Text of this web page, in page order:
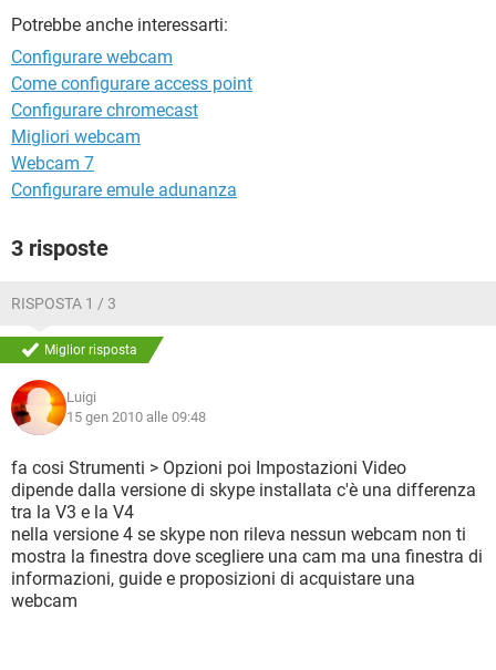
Potrebbe anche interessarti:
Configurare webcam
Come configurare access point
Configurare chromecast
Migliori webcam
Webcam 7
Configurare emule adunanza
3 risposte
RISPOSTA 1 / 3
Miglior risposta
Luigi
15 gen 2010 alle 09:48
fa cosi Strumenti > Opzioni poi Impostazioni Video
dipende dalla versione di skype installata c'è una differenza
tra la V3 e la V4
nella versione 4 se skype non rileva nessun webcam non ti
mostra la finestra dove scegliere una cam ma una finestra di
informazioni, guide e proposizioni di acquistare una
webcam